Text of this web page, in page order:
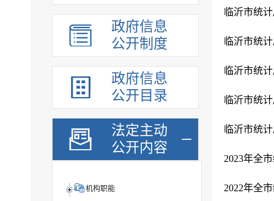
政府信息
公开制度
政府信息
公开目录
法定主动
公开内容
机构职能
临沂市统
临沂市统
临沂市统
临沂市统
临沂市统
2023年全
2022年全